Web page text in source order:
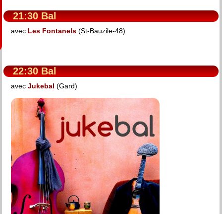
21:30 Bal
avec Les Fontanels (St-Bauzile-48)
22:30 Bal
avecJukebal (Gard)